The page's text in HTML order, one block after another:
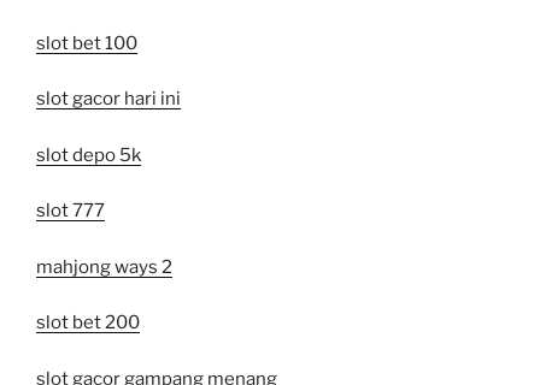
slot bet 100
slot gacor hari ini
slot depo 5k
slot 777
mahjong ways 2
slot bet 200
slot gacor gampang menang